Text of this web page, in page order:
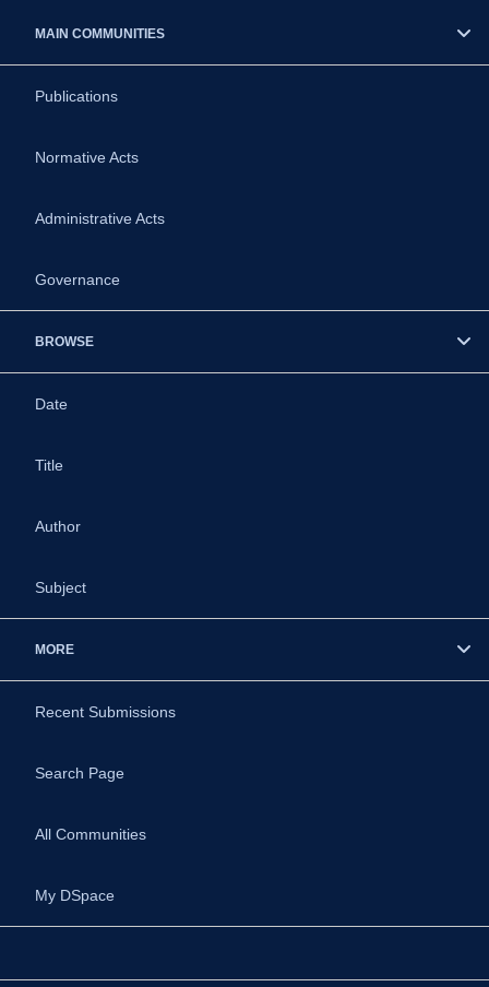
MAIN COMMUNITIES
Publications
Normative Acts
Administrative Acts
Governance
BROWSE
Date
Title
Author
Subject
MORE
Recent Submissions
Search Page
All Communities
My DSpace